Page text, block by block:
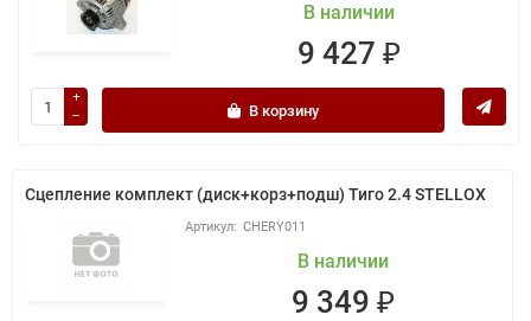
В наличии
9 427 ₽
В корзину
Сцепление комплект (диск+корз+подш) Тиго 2.4 STELLOX
CHERY011
В наличии
9 349 ₽